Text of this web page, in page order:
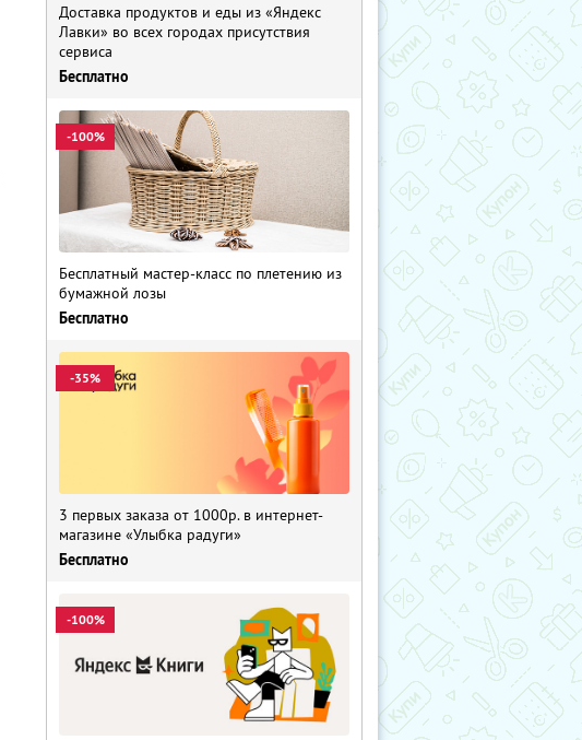
Доставка продуктов и еды из «Яндекс
Лавки» во всех городах присутствия
сервиса
Бесплатно
-100%
Бесплатный мастер-класс по плетению из
бумажной лозы
Бесплатно
-35%
3 первых заказа от 1000р. в интернет-
магазине «Улыбка радуги»
Бесплатно
-100%